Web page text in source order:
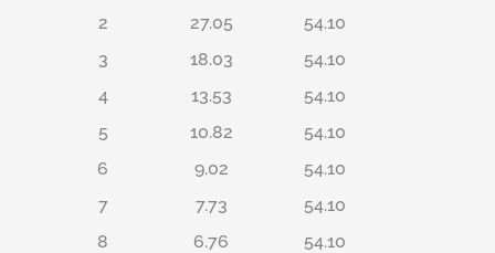
2
27.05
54.10
3
18.03
54.10
4
13.53
54.10
5
10.82
54.10
6
9.02
54.10
7
7.73
54.10
8
6.76
54.10